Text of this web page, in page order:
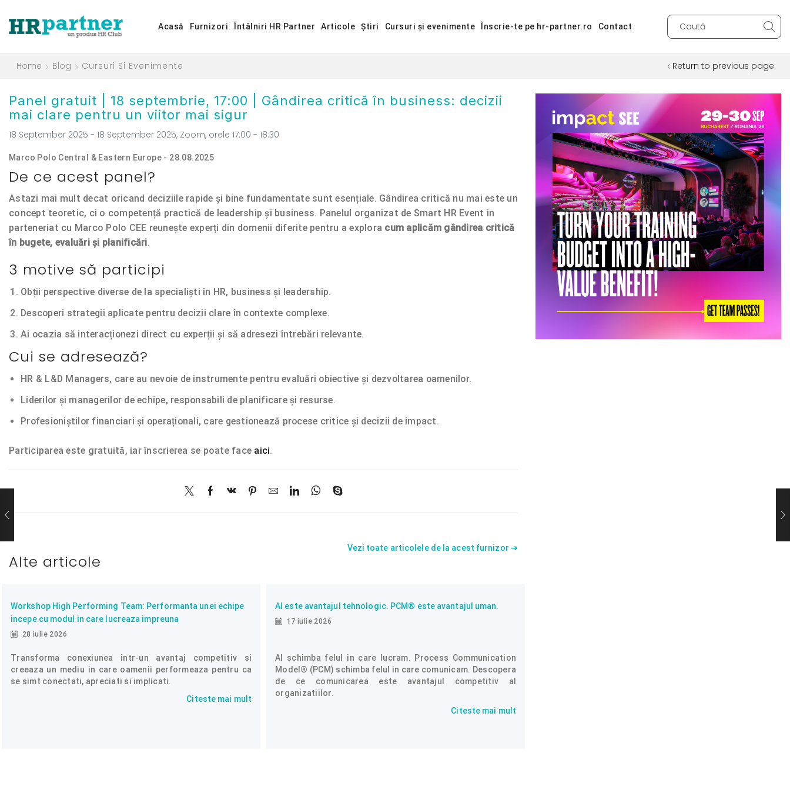
Acasă Furnizori Întâlniri HR Partner Articole Știri Cursuri și evenimente Înscrie-te pe hr-partner.ro Contact
Return to previous page
Home Blog Cursuri Si Evenimente
Panel gratuit | 18 septembrie, 17:00 | Gândirea critică în business: decizii
mai clare pentru un viitor mai sigur
18 September 2025 - 18 September 2025, Zoom, orele 17:00 - 18:30
Marco Polo Central & Eastern Europe - 28.08.2025
De ce acest panel?
Astazi mai mult decat oricand deciziile rapide și bine fundamentate sunt esențiale. Gândirea critică nu mai este un
concept teoretic, ci o competență practică de leadership și business. Panelul organizat de Smart HR Event in
parteneriat cu Marco Polo CEE reunește experți din domenii diferite pentru a explora cum aplicăm gândirea critică
în bugete, evaluări și planificări.
3 motive să participi
Obții perspective diverse de la specialiști în HR, business și leadership.
Descoperi strategii aplicate pentru decizii clare în contexte complexe.
Ai ocazia să interacționezi direct cu experții și să adresezi întrebări relevante.
Cui se adresează?
HR & L&D Managers, care au nevoie de instrumente pentru evaluări obiective și dezvoltarea oamenilor.
Liderilor și managerilor de echipe, responsabili de planificare și resurse.
Profesioniștilor financiari și operaționali, care gestionează procese critice și decizii de impact.
Participarea este gratuită, iar înscrierea se poate face aici.
Vezi toate articolele de la acest furnizor ➔
Alte articole
Workshop High Performing Team: Performanta unei echipe
incepe cu modul in care lucreaza impreuna
28 iulie 2026
Transforma conexiunea intr-un avantaj competitiv si
creeaza un mediu in care oamenii performeaza pentru ca
se simt conectati, apreciati si implicati.
Citeste mai mult
AI este avantajul tehnologic. PCM® este avantajul uman.
17 iulie 2026
AI schimba felul in care lucram. Process Communication
Model® (PCM) schimba felul in care comunicam. Descopera
de ce comunicarea este avantajul competitiv al
organizatiilor.
Citeste mai mult